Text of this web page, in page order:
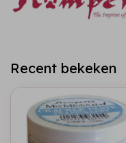
Recent bekeken